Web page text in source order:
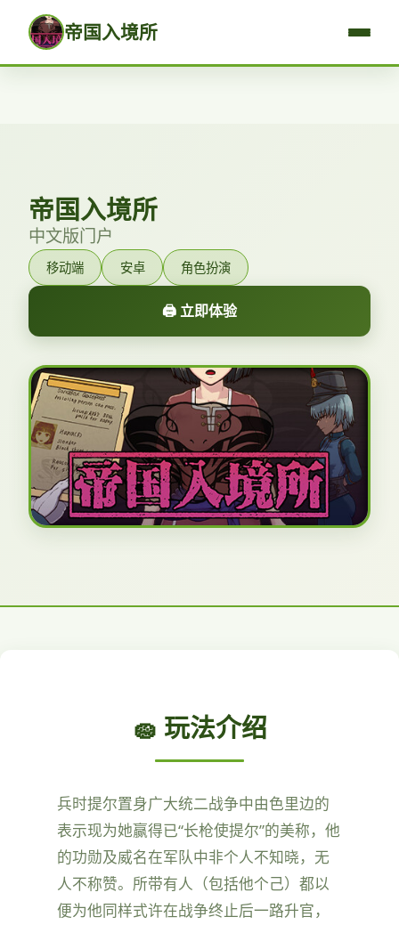
帝国入境所
帝国入境所
中文版门户
移动端 安卓 角色扮演
🖨️ 立即体验
🧽 玩法介绍
兵时提尔置身广大统二战争中由色里边的
表示现为她赢得已“长枪使提尔”的美称，他
的功勋及威名在军队中非个人不知晓，无
人不称赞。所带有人（包括他个己）都以
便为他同样式许在战争终止后一路升官，